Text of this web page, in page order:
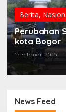
Berita,
Perubahan
kota Bogor
17 Februari 2025
News Feed